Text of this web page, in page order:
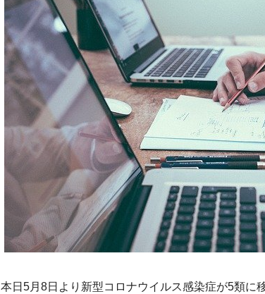
本日5月8日より新型コロナウイルス感染症が5類に